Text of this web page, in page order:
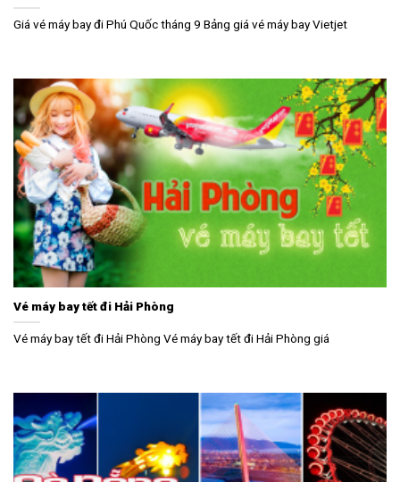
Giá vé máy bay đi Phú Quốc tháng 9 Bảng giá vé máy bay Vietjet
Vé máy bay tết đi Hải Phòng
Vé máy bay tết đi Hải Phòng Vé máy bay tết đi Hải Phòng giá